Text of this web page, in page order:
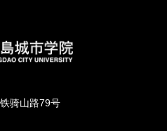
骑山路79号